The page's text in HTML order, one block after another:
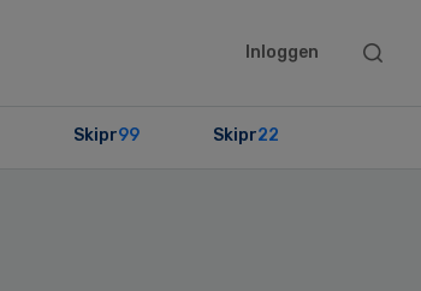
Inloggen
Search
Skipr99 Skipr22